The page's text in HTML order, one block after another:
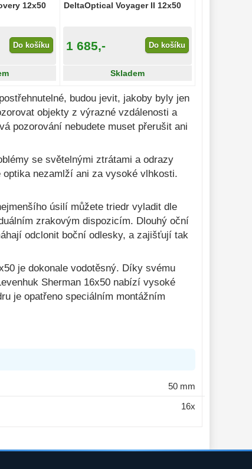
12x50
Do košíku
DeltaOptical Voyager II 12x50
1 685,- Do košíku
Skladem
budou jevit, jakoby byly jen
objekty z výrazné vzdálenosti a
pozorování nebudete muset přerušit ani
se světelnými ztrátami a odrazy
nezamlží ani za vysoké vlhkosti.
úsilí můžete triedr vyladit dle
zrakovým dispozicím. Dlouhý oční
odclonit boční odlesky, a zajišťují tak
je dokonale vodotěsný. Díky svému
Sherman 16x50 nabízí vysoké
je opatřeno speciálním montážním
50 mm
16x